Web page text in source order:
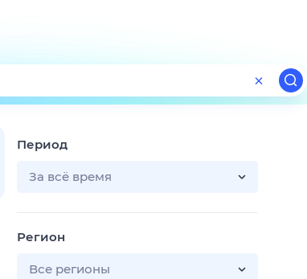
Поиск
ТВ-программа
Период
За всё время
Регион
Все регионы